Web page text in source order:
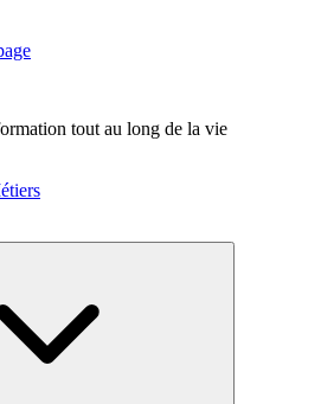
tout au long de la vie